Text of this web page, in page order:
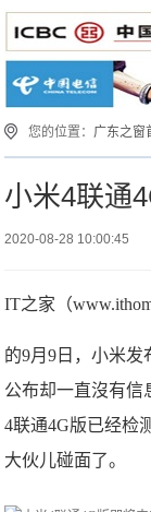
您的位置： 广东之窗
小米4联通
2020-08-28 10:00:45
IT之家（
的9月9日，小米发
公布却一直沒有信
4联通4G版已经检
大伙儿碰面了。